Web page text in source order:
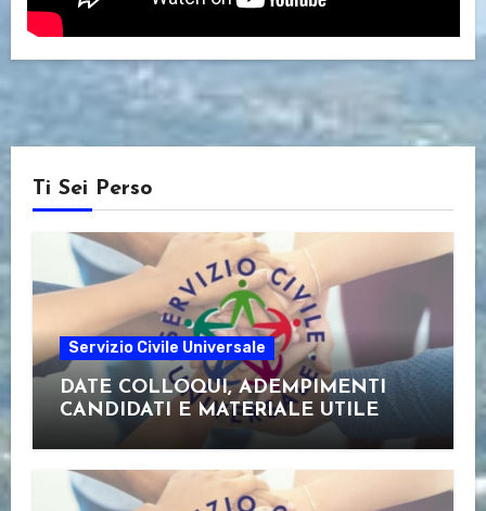
Ti Sei Perso
Servizio Civile Universale
DATE COLLOQUI, ADEMPIMENTI
CANDIDATI E MATERIALE UTILE